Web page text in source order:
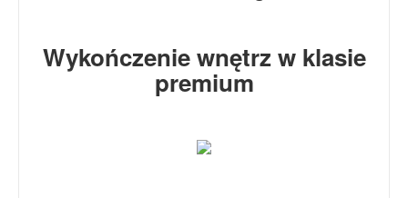
Wykończenie wnętrz w klasie
premium